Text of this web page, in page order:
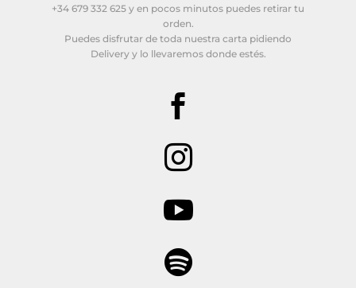
+34 679 332 625 y en pocos minutos puedes retirar tu
orden.
Puedes disfrutar de toda nuestra carta pidiendo
Delivery y lo llevaremos donde estés.



